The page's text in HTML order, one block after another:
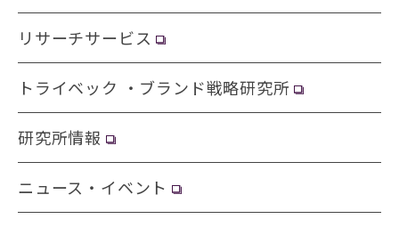
リサーチサービス
トライベック ・ブランド戦略研究所
研究所情報
ニュース・イベント